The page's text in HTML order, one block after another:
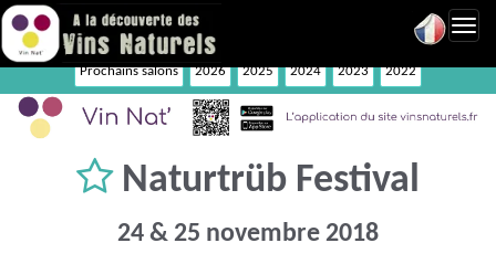
Prochains salons 2026 2025 2024 2023 2022
Naturtrüb Festival
24 & 25 novembre 2018